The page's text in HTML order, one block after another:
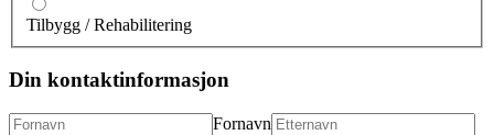
Tilbygg / Rehabilitering
Din kontaktinformasjon
Fornavn